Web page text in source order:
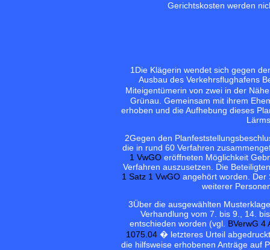
Gerichtskosten werden
1 Die Klägerin wendet sich gegen
Ausbau des Verkehrsflughafens
Miteigentümerin von zwei in der
Grünau. Gemeinsam mit ihrem
erhoben und die Aufhebung dieses
2Gegen den
die in rund 60 Verfahren
1 VwGO eröffneten Möglichkeit
Verfahren auszusetzen. Die
1 Satz 1 VwGOangehört worden. Der
weiterer
3Über die ausgewählten
Verhandlung vom 7. bis 9., 14.
entschieden worden (vgl. BVerwG 4
1075.04 � letzteres Urteil
die hilfsweise erhobenen Anträge auf